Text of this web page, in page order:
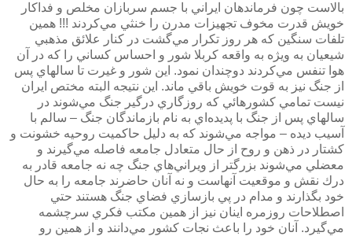
بالاست چون فرماندهان ايراني با جسم سربازان مخلص و فداكار
خويش قدرت مخوف تجهيزات مدرن را خنثي مي‌كردند !!! همين
تلفات سنگين كه هر روز تكرار مي‌گشت در كنار علائق مذهبي
شيعيان به ويژه به واقعه كربلا شور و احساس كساني را كه در آن
هوا تنفس مي‌كردند دوچندان نمود. اين شور و غيرت تا سالهاي پس
از جنگ نيز به قوت خويش باقي ماند. اين نتيجه البته مختص ايران
نيست تمامي كشورهائي كه روزگاري درگير جنگ مي‌شوند در
سالهاي پس از جنگ با پديده‌اي به نام بازماندگان جنگ – سالم با
آسيب ديده – مواجه مي‌شوند كه به دليل حاكميت روحيه خشونت و
كشتار در ذهن و روح از حال متعادل جامعه فاصله مي‌گيرند و
معضلي مي‌شوند بزرگتر از ويراني‌هاي جنگ چه نه جامعه قادر به
درك نقش و موقعيت آنهاست و نه آنان حاضرند جامعه را به حال
خود بگذارند و مدام در پي بازسازي فضاي جنگ هستند حتي
اصطلاحات روزمره اينان نيز از همين مكتب فكري سرچشمه
مي‌گيرد. آنان خود را باعث نجات كشور مي‌دانند و از همين رو